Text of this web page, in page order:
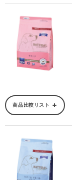
商品比較リスト